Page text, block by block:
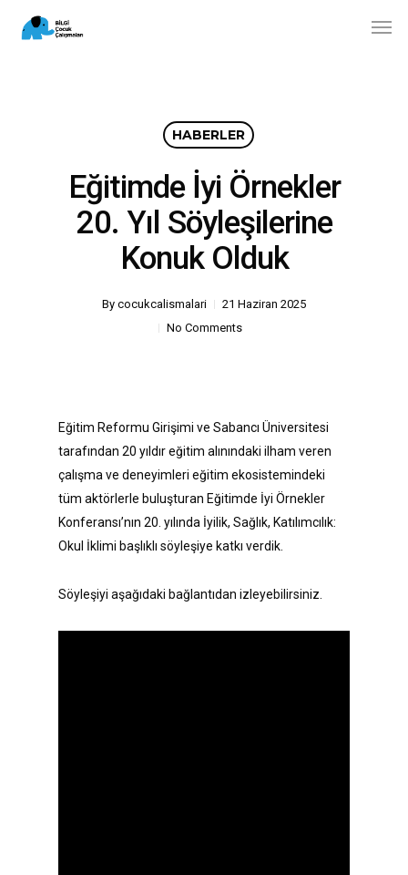
HABERLER
Eğitimde İyi Örnekler
20. Yıl Söyleşilerine
Konuk Olduk
By cocukcalismalari
21 Haziran 2025
No Comments
Eğitim Reformu Girişimi ve Sabancı Üniversitesi
tarafından 20 yıldır eğitim alınındaki ilham veren
çalışma ve deneyimleri eğitim ekosistemindeki
tüm aktörlerle buluşturan Eğitimde İyi Örnekler
Konferansı’nın 20. yılında İyilik, Sağlık, Katılımcılık:
Okul İklimi başlıklı söyleşiye katkı verdik.
Söyleşiyi aşağıdaki bağlantıdan izleyebilirsiniz.